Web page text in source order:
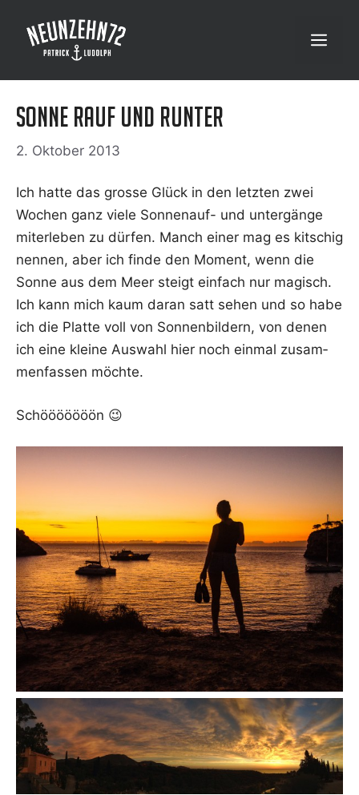
Inhalt
springen
Menü
Sonne rauf und runter
2. Oktober 2013
Ich hat­te das gros­se Glück in den letz­ten zwei
Wochen ganz vie­le Son­nen­auf- und unter­gän­ge
mit­er­le­ben zu dür­fen. Manch einer mag es kit­schig
nen­nen, aber ich fin­de den Moment, wenn die
Son­ne aus dem Meer steigt ein­fach nur magisch.
Ich kann mich kaum dar­an satt sehen und so habe
ich die Plat­te voll von Son­nen­bil­dern, von denen
ich eine klei­ne Aus­wahl hier noch ein­mal zusam­
men­fas­sen möchte.
Schööööööön 😉